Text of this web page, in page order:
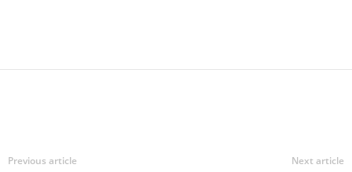
Previous article Next article